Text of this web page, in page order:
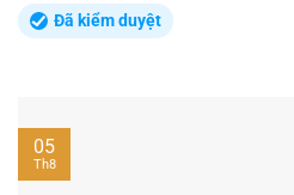
Đã kiểm duyệt
05
Th8